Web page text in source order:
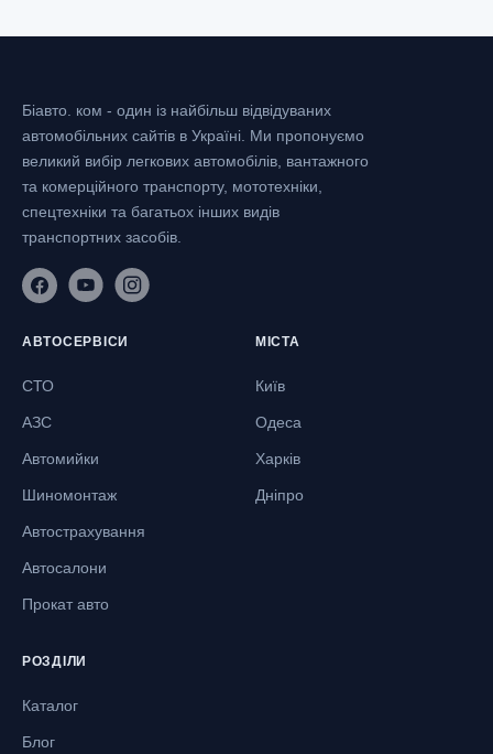
Біавто. ком - один із найбільш відвідуваних
автомобільних сайтів в Україні. Ми пропонуємо
великий вибір легкових автомобілів, вантажного
та комерційного транспорту, мототехніки,
спецтехніки та багатьох інших видів
транспортних засобів.
АВТОСЕРВІСИ
СТО
АЗС
Автомийки
Шиномонтаж
Автострахування
Автосалони
Прокат авто
МІСТА
Київ
Одеса
Харків
Дніпро
РОЗДІЛИ
Каталог
Блог